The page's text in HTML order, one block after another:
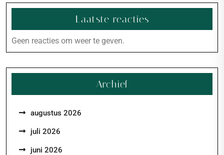
Laatste reacties
Geen reacties om weer te geven.
Archief
augustus 2026
juli 2026
juni 2026